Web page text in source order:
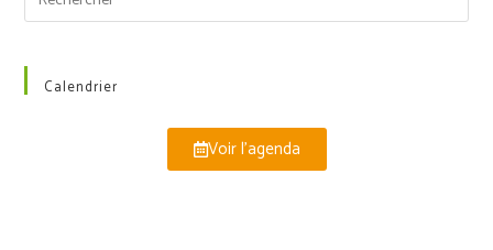
Calendrier
Voir l'agenda